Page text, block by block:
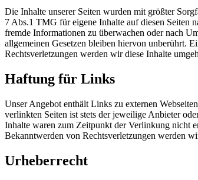
Die Inhalte unserer Seiten wurden mit größter
7 Abs.1 TMG für eigene Inhalte auf diesen Seiten
fremde Informationen zu überwachen oder nach
allgemeinen Gesetzen bleiben hiervon unberührt.
Rechtsverletzungen werden wir diese Inhalte
Haftung für Links
Unser Angebot enthält Links zu externen
verlinkten Seiten ist stets der jeweilige Anbieter
Inhalte waren zum Zeitpunkt der Verlinkung nicht
Bekanntwerden von Rechtsverletzungen werden
Urheberrecht